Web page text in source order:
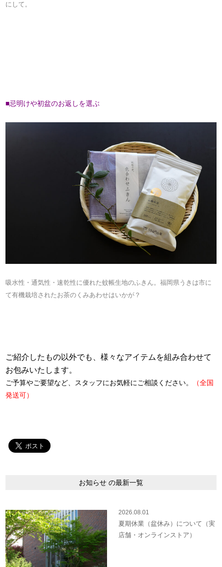
にして。
■忌明けや初盆のお返しを選ぶ
吸水性・通気性・速乾性に優れた蚊帳生地のふきん。福岡県うきは市に
て有機栽培されたお茶のくみあわせはいかが？
ご紹介したもの以外でも、様々なアイテムを組み合わせて
お包みいたします。
ご予算やご要望など、スタッフにお気軽にご相談ください。
（全国
発送可）
お知らせ の最新一覧
2026.08.01
夏期休業（盆休み）について（実
店舗・オンラインストア）